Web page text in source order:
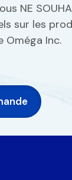
NE
sur les
Oméga Inc.